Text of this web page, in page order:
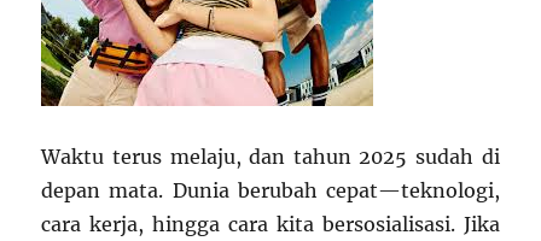
Waktu terus melaju, dan tahun 2025 sudah di
depan mata. Dunia berubah cepat—teknologi,
cara kerja, hingga cara kita bersosialisasi. Jika